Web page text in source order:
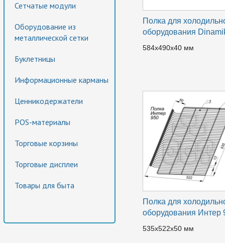
Сетчатые модули
Оборудование из
металлической сетки
Буклетницы
Информационные карманы
Ценникодержатели
POS-материалы
Торговые корзины
Торговые дисплеи
Товары для быта
Полка для
оборудования
584х490х40 мм
Полка для
оборудования Интер
535х522х50 мм